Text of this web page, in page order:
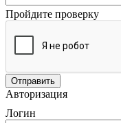
Пройдите проверку
Авторизация
Логин